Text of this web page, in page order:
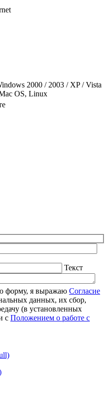
2000 / 2003 / XP / Vista
OS, Linux
Текст
форму, я выражаю Согласие
данных, их сбор,
(в установленных
с Положением о работе с